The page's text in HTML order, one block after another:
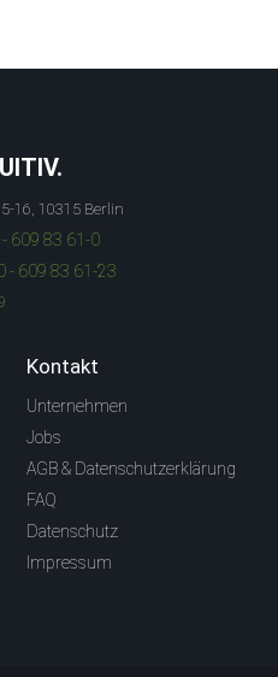
16, 10315 Berlin
609 83 61-0
- 609 83 61-23
Kontakt
Unternehmen
Jobs
AGB & Datenschutzerklärung
FAQ
Datenschutz
Impressum